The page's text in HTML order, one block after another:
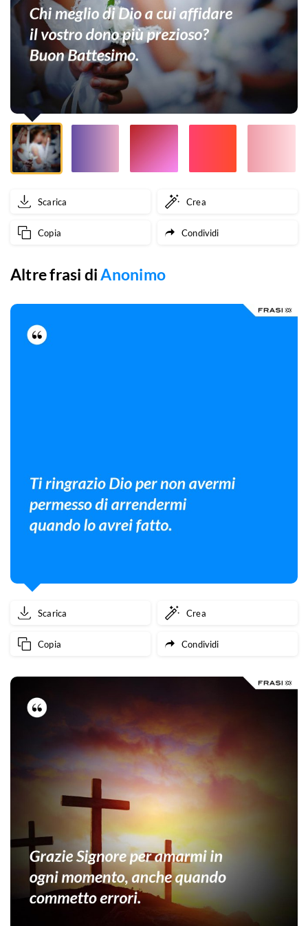
affidare
il
vostro
dono
più
prezioso?
Buon
Battesimo.
Scarica Crea
Copia Condividi
Altre frasi diAnonimo
Scarica Crea
Copia Condividi